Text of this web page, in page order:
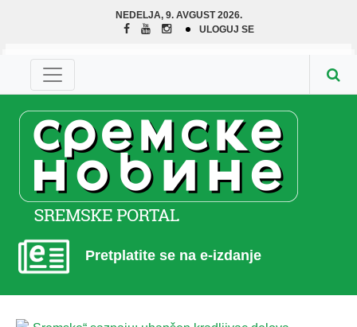
NEDELJA, 9. AVGUST 2026.
ULOGUJ SE
Pretplatite se na e-izdanje